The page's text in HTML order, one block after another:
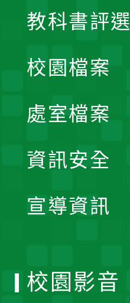
教科書評選
校園檔案
處室檔案
資訊安全
宣導資訊
校園影音